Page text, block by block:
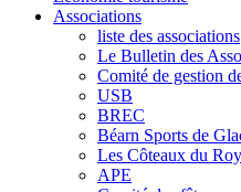
Associations
liste des associations
Le Bulletin des
Comité de gestion
USB
BREC
Béarn Sports de
Les Côteaux du Roy
APE